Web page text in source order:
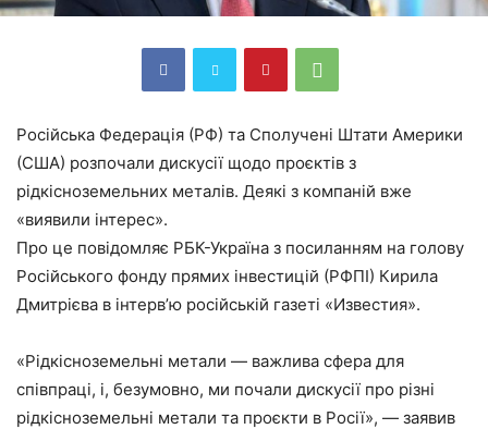
Російська Федерація (РФ) та Сполучені Штати Америки
(США) розпочали дискусії щодо проєктів з
рідкісноземельних металів. Деякі з компаній вже
«виявили інтерес».
Про це повідомляє РБК-Україна з посиланням на голову
Російського фонду прямих інвестицій (РФПІ) Кирила
Дмитрієва в інтерв’ю російській газеті «Известия».
«Рідкісноземельні метали — важлива сфера для
співпраці, і, безумовно, ми почали дискусії про різні
рідкісноземельні метали та проєкти в Росії», — заявив